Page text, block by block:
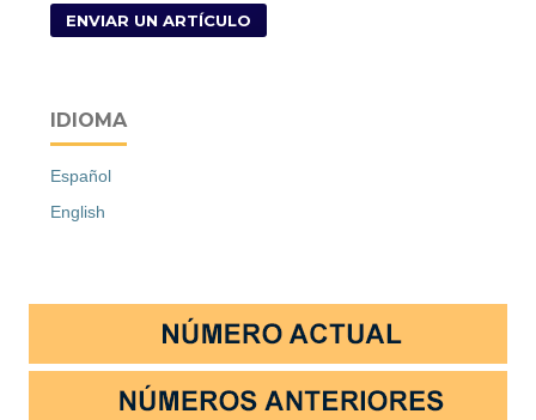
ENVIAR UN ARTÍCULO
IDIOMA
Español
English